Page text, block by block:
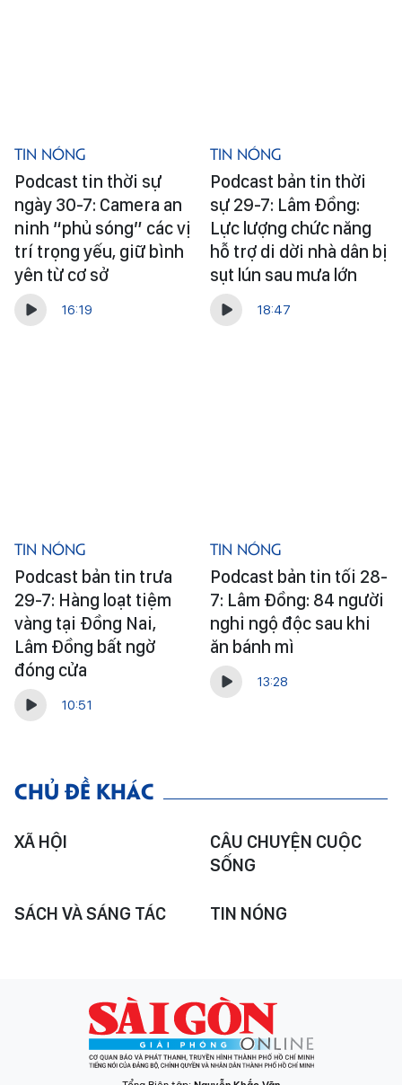
Tin Nóng
Podcast tin thời sự
ngày 30-7: Camera an
ninh “phủ sóng” các vị
trí trọng yếu, giữ bình
yên từ cơ sở
16:19
Tin Nóng
Podcast bản tin thời
sự 29-7: Lâm Đồng:
Lực lượng chức năng
hỗ trợ di dời nhà dân bị
sụt lún sau mưa lớn
18:47
Tin Nóng
Podcast bản tin trưa
29-7: Hàng loạt tiệm
vàng tại Đồng Nai,
Lâm Đồng bất ngờ
đóng cửa
10:51
Tin Nóng
Podcast bản tin tối 28-
7: Lâm Đồng: 84 người
nghi ngộ độc sau khi
ăn bánh mì
13:28
CHỦ ĐỀ KHÁC
XÃ HỘI
CÂU CHUYỆN CUỘC
SỐNG
SÁCH VÀ SÁNG TÁC TIN NÓNG